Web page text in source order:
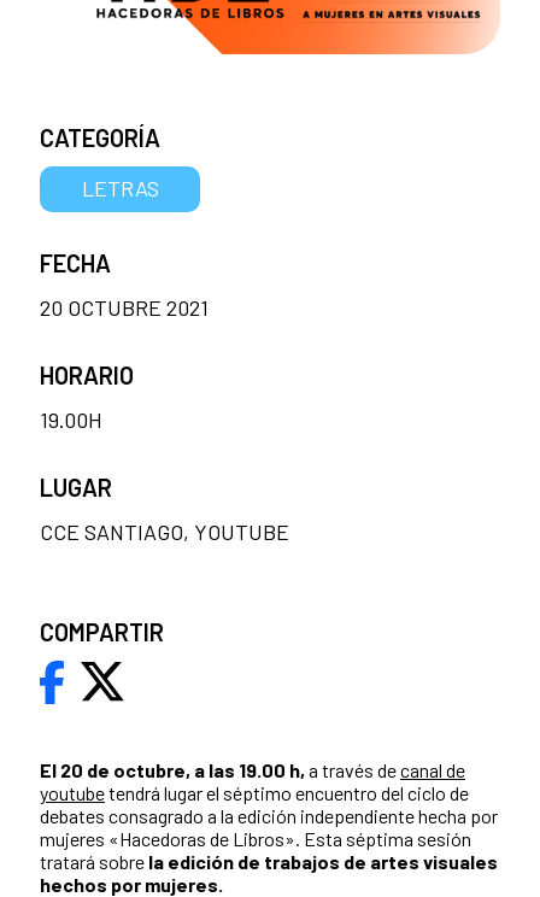
El 20 de octubre, a las 19.00 h, a través decanal de
youtubetendrá lugar el séptimo encuentro del ciclo de
debates consagrado a la edición independiente hecha por
mujeres «Hacedoras de Libros». Esta séptima sesión
tratará sobre la edición de trabajos de artes visuales
hechos por mujeres.
CATEGORÍA
LETRAS
FECHA
20 OCTUBRE 2021
HORARIO
19.00H
LUGAR
CCE SANTIAGO, YOUTUBE
COMPARTIR